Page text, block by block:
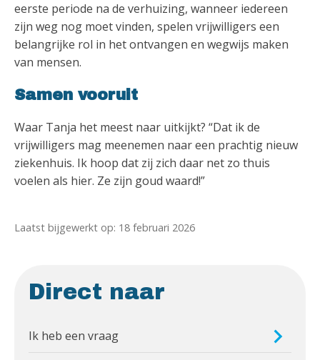
eerste periode na de verhuizing, wanneer iedereen
zijn weg nog moet vinden, spelen vrijwilligers een
belangrijke rol in het ontvangen en wegwijs maken
van mensen.
Samen vooruit
Waar Tanja het meest naar uitkijkt? “Dat ik de
vrijwilligers mag meenemen naar een prachtig nieuw
ziekenhuis. Ik hoop dat zij zich daar net zo thuis
voelen als hier. Ze zijn goud waard!”
Laatst bijgewerkt op: 18 februari 2026
Direct naar
Ik heb een vraag